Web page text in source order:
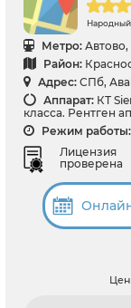
Народный
Метро:
Район:
Адрес: СПб,
Аппарат: КТ
класса. Рентген
Режим работы:
Лицензия
проверена